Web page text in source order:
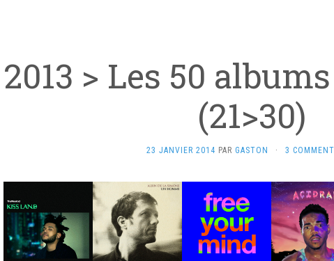
2013 > Les 50
(21>30)
23 JANVIER 2014 PAR GASTON · 3